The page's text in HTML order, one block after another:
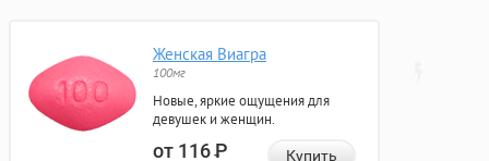
Женская Виагра
100мг
Новые, яркие ощущения для
девушек и женщин.
от 116Р Купить